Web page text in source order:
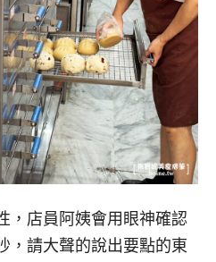
，店員阿姨會用眼神確認
，請大聲的說出要點的東